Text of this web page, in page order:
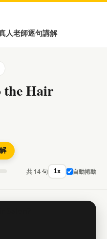
人老師逐句講解
the Hair
共 14 句 1x 自動捲動